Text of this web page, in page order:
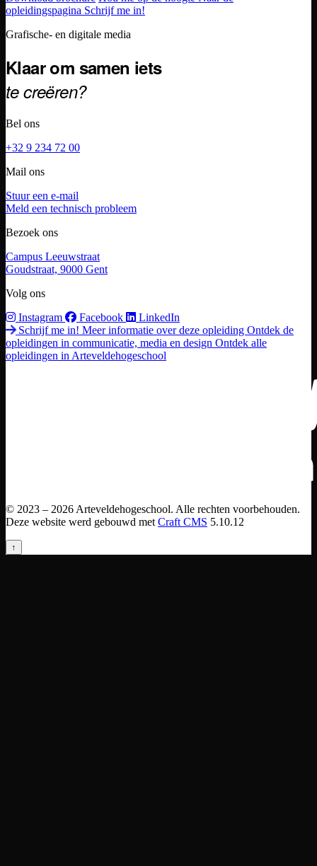
opleidingspagina Schrijf me in!
Footer
Grafische- en digitale media
Klaar om samen iets
te creëren?
Bel ons
+32 9 234 72 00
Mail ons
Stuur een e-mail
Meld een technisch probleem
Bezoek ons
Campus Leeuwstraat
Goudstraat, 9000 Gent
Volg ons
Instagram
Facebook
LinkedIn
Schrijf me in! Meer informatie over deze opleiding Ontdek de
opleidingen in communicatie, media en design Ontdek alle
opleidingen in Arteveldehogeschool
© 2023 – 2026 Arteveldehogeschool. Alle rechten voorbehouden.
Deze website werd gebouwd met Craft CMS 5.10.12
↑